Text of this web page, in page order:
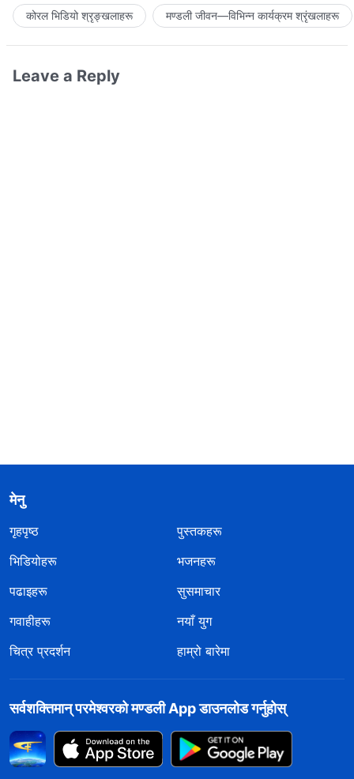
कोरल भिडियो श्रृङ्खलाहरू मण्डली जीवन—विभिन्‍न कार्यक्रम श्रृंखलाहरू
Leave a Reply
मेनु
गृहपृष्ठ
पुस्तकहरू
भिडियोहरू
भजनहरू
पढाइहरू
सुसमाचार
गवाहीहरू
नयाँ युग
चित्र प्रदर्शन
हाम्रो बारेमा
सर्वशक्तिमान्‌ परमेश्‍वरको मण्डली App डाउनलोड गर्नुहोस्